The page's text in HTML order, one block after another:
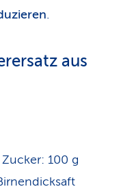
.
aus
100 g